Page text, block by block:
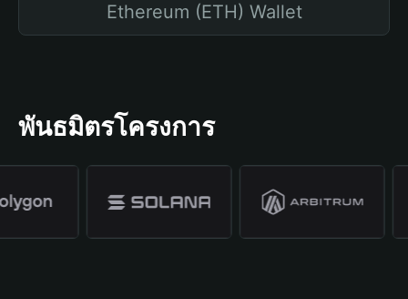
Ethereum (ETH) Wallet
พันธมิตรโครงการ